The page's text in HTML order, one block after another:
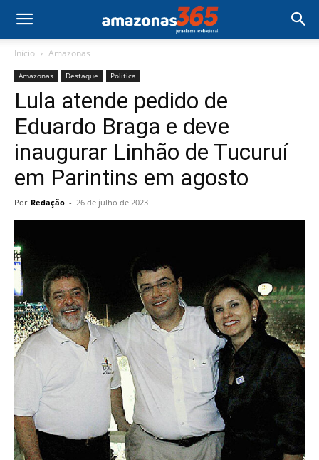
Início Amazonas
Amazonas Destaque Política
Lula atende pedido de
Eduardo Braga e deve
inaugurar Linhão de Tucuruí
em Parintins em agosto
Por Redação - 26 de julho de 2023